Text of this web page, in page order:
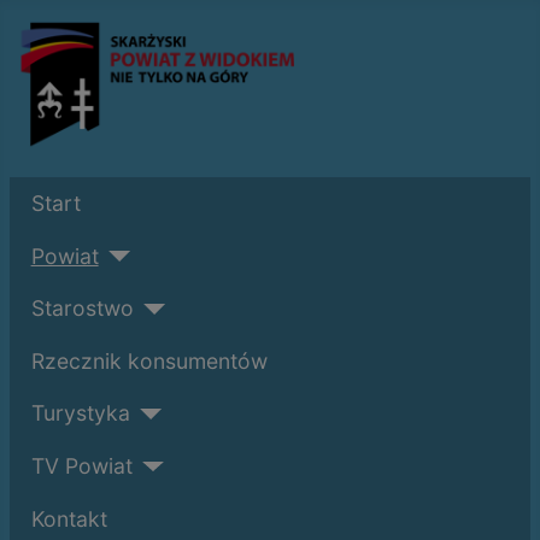
Start
Powiat
Starostwo
Rzecznik konsumentów
Turystyka
TV Powiat
Kontakt